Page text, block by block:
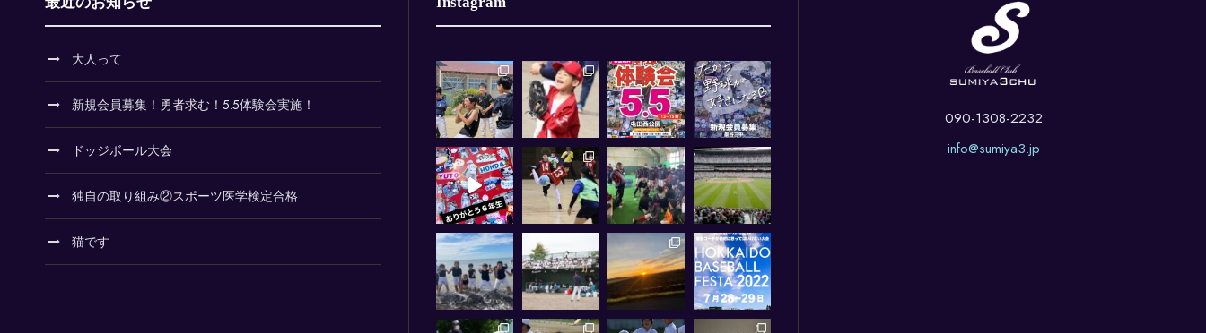
大人って
新規会員募集！勇者求む！5.5体験会実施！
ドッジボール大会
独自の取り組み②スポーツ医学検定合格
猫です
090-1308-2232
info@sumiya3.jp